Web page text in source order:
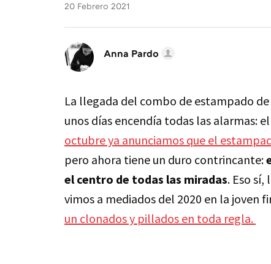
20 Febrero 2021
Anna Pardo
La llegada del combo de estampado
unos días encendía todas las alarmas: el
octubre ya anunciamos que el
pero ahora tiene un duro contrincante:
el centro de todas las miradas. Eso sí,
vimos a mediados del 2020 en la joven
un clonados y pillados en toda regla.